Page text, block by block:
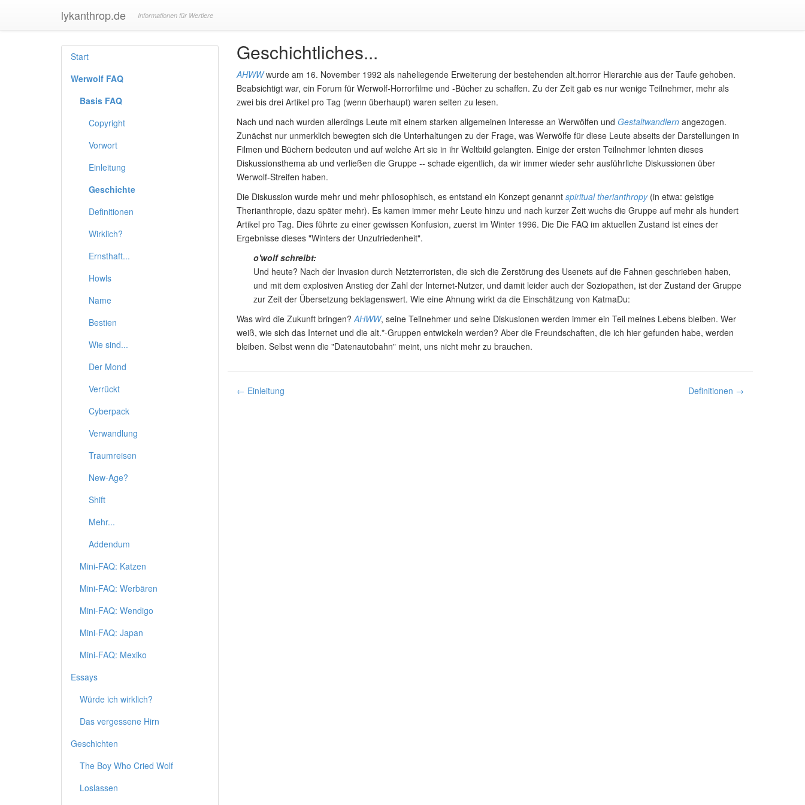
lykanthrop.de Informationen für Wertiere
Start
Werwolf FAQ
Basis FAQ
Copyright
Vorwort
Einleitung
Geschichte
Definitionen
Wirklich?
Ernsthaft...
Howls
Name
Bestien
Wie sind...
Der Mond
Verrückt
Cyberpack
Verwandlung
Traumreisen
New-Age?
Shift
Mehr...
Addendum
Mini-FAQ: Katzen
Mini-FAQ: Werbären
Mini-FAQ: Wendigo
Mini-FAQ: Japan
Mini-FAQ: Mexiko
Essays
Würde ich wirklich?
Das vergessene Hirn
Geschichten
The Boy Who Cried Wolf
Loslassen
Geschichtliches...
AHWWwurde am 16. November 1992 als naheliegende Erweiterung der bestehenden alt.horror Hierarchie aus der Taufe gehoben.
Beabsichtigt war, ein Forum für Werwolf-Horrorfilme und -Bücher zu schaffen. Zu der Zeit gab es nur wenige Teilnehmer, mehr als
zwei bis drei Artikel pro Tag (wenn überhaupt) waren selten zu lesen.
Nach und nach wurden allerdings Leute mit einem starken allgemeinen Interesse an Werwölfen und Gestaltwandlernangezogen.
Zunächst nur unmerklich bewegten sich die Unterhaltungen zu der Frage, was Werwölfe für diese Leute abseits der Darstellungen in
Filmen und Büchern bedeuten und auf welche Art sie in ihr Weltbild gelangten. Einige der ersten Teilnehmer lehnten dieses
Diskussionsthema ab und verließen die Gruppe -- schade eigentlich, da wir immer wieder sehr ausführliche Diskussionen über
Werwolf-Streifen haben.
Die Diskussion wurde mehr und mehr philosophisch, es entstand ein Konzept genannt spiritual therianthropy(in etwa: geistige
Therianthropie, dazu später mehr). Es kamen immer mehr Leute hinzu und nach kurzer Zeit wuchs die Gruppe auf mehr als hundert
Artikel pro Tag. Dies führte zu einer gewissen Konfusion, zuerst im Winter 1996. Die Die FAQ im aktuellen Zustand ist eines der
Ergebnisse dieses "Winters der Unzufriedenheit".
o'wolf schreibt:
Und heute? Nach der Invasion durch Netzterroristen, die sich die Zerstörung des Usenets auf die Fahnen geschrieben haben,
und mit dem explosiven Anstieg der Zahl der Internet-Nutzer, und damit leider auch der Soziopathen, ist der Zustand der Gruppe
zur Zeit der Übersetzung beklagenswert. Wie eine Ahnung wirkt da die Einschätzung von KatmaDu:
Was wird die Zukunft bringen?AHWW, seine Teilnehmer und seine Diskusionen werden immer ein Teil meines Lebens bleiben. Wer
weiß, wie sich das Internet und die alt.*-Gruppen entwickeln werden? Aber die Freundschaften, die ich hier gefunden habe, werden
bleiben. Selbst wenn die "Datenautobahn" meint, uns nicht mehr zu brauchen.
← Einleitung Definitionen →